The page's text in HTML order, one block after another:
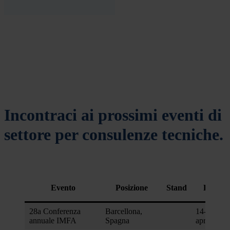
Incontraci ai prossimi eventi di
settore per consulenze tecniche.
Evento Posizione Stand Data
28a Conferenza
annuale IMFA
Barcellona,
Spagna
14-16
aprile